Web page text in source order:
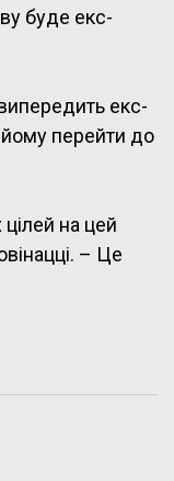
буде екс-
екс-
перейти до
на цей
– Це